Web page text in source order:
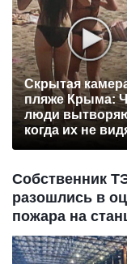
Скрытая
пляже Крыма:
люди
когда их не
Собственник
разошлись в
пожара на